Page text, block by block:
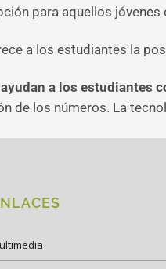
para aquellos
a los estudiantes la
a los estudiantes
de los números. La